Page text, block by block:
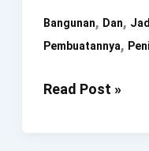
Bangunan, Dan,
Pembuatannya,
Bangunan
Read Post »